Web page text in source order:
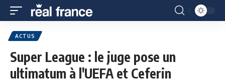
ACTUS
Super League : le juge pose un
ultimatum à l'UEFA et Ceferin